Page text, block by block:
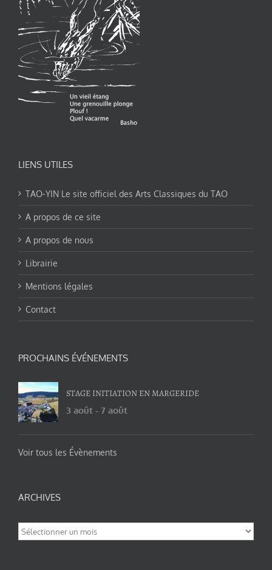
LIENS UTILES
TAO-YIN Le site officiel des Arts Classiques du TAO
A propos de ce site
A propos de nous
Librairie
Mentions légales
Contact
PROCHAINS ÉVÉNEMENTS
STAGE INITIATION EN MARGERIDE
3 août - 7 août
Voir tous les Évènements
ARCHIVES
Archives